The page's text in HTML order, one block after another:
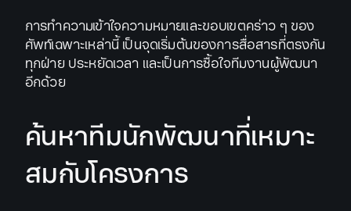
การทำความเข้าใจความหมายและขอบเขตคร่าว ๆ ของ
ศัพท์เฉพาะเหล่านี้ เป็นจุดเริ่มต้นของการสื่อสารที่ตรงกัน
ทุกฝ่าย ประหยัดเวลา และเป็นการซื้อใจทีมงานผู้พัฒนา
อีกด้วย
ค้นหาทีมนักพัฒนาที่เหมาะ
สมกับโครงการ